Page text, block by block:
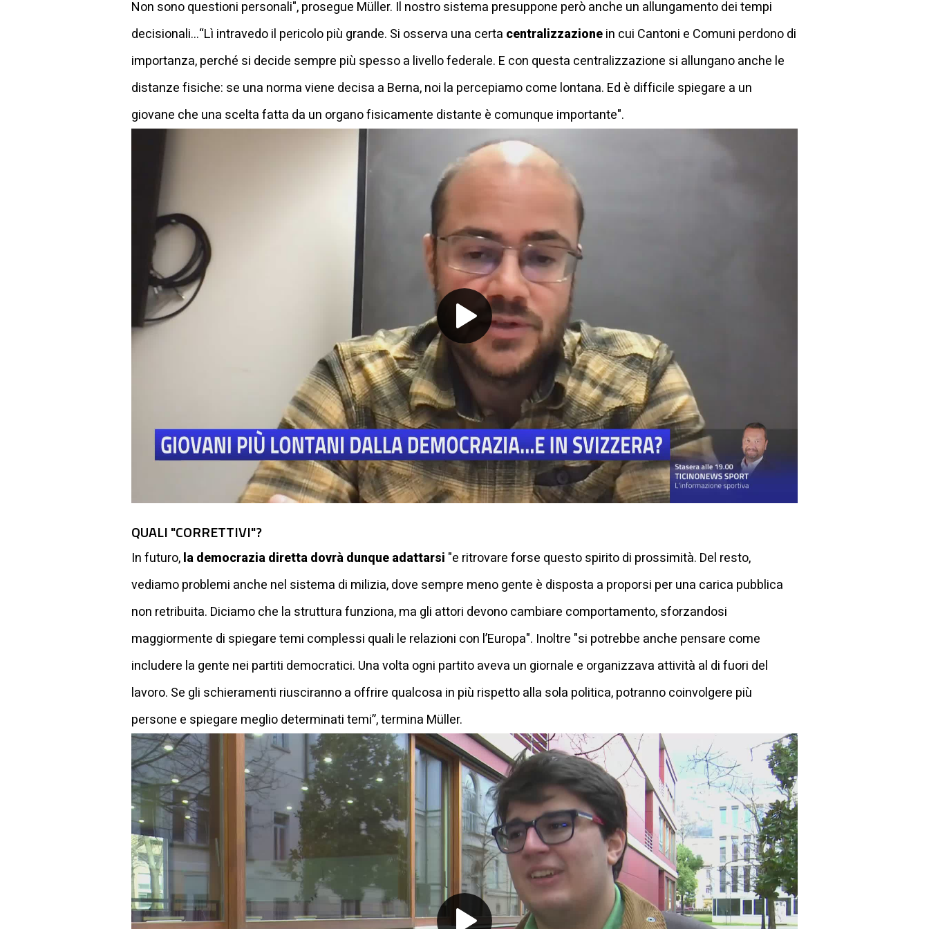
Non sono questioni personali", prosegue Müller. Il nostro sistema presuppone però anche un allungamento dei tempi
decisionali...“Lì intravedo il pericolo più grande. Si osserva una certa centralizzazionein cui Cantoni e Comuni perdono di
importanza, perché si decide sempre più spesso a livello federale. E con questa centralizzazione si allungano anche le
distanze fisiche: se una norma viene decisa a Berna, noi la percepiamo come lontana. Ed è difficile spiegare a un
giovane che una scelta fatta da un organo fisicamente distante è comunque importante".
Play
Video
QUALI "CORRETTIVI"?
In futuro,la democrazia diretta dovrà dunque adattarsi "e ritrovare forse questo spirito di prossimità. Del resto,
vediamo problemi anche nel sistema di milizia, dove sempre meno gente è disposta a proporsi per una carica pubblica
non retribuita. Diciamo che la struttura funziona, ma gli attori devono cambiare comportamento, sforzandosi
maggiormente di spiegare temi complessi quali le relazioni con l’Europa". Inoltre "si potrebbe anche pensare come
includere la gente nei partiti democratici. Una volta ogni partito aveva un giornale e organizzava attività al di fuori del
lavoro. Se gli schieramenti riusciranno a offrire qualcosa in più rispetto alla sola politica, potranno coinvolgere più
persone e spiegare meglio determinati temi”, termina Müller.